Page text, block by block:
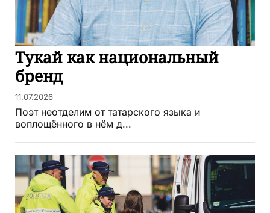
Тукай как национальный
бренд
11.07.2026
Поэт неотделим от татарского языка и
воплощённого в нём д...